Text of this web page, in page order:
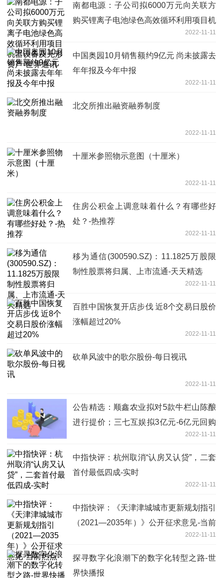
南都电源：子公司拟6000万元向关联方
购买锂离子电池绿色高效循环利用项目机
2022-11-11
中国奥园10月销售额约9亿元 尚未披露去
年年报及今年中报
2022-11-11
北交所推出融资融券制度
2022-11-11
十厘米参照物示意图（十厘米）
2022-11-11
住房公积金上调意味着什么？有哪些好
处？-热推荐
2022-11-11
移为通信(300590.SZ)：11.1825万股限
制性股票将归属、上市流通-天天精选
2022-11-11
百胜中国恢复开店步伐 近8个交易日股价
涨幅超过20%
2022-11-11
砍单风波中的歌尔股份-每日视讯
2022-11-11
公告精选：顺鑫农业拟对5款牛栏山陈酿
进行提价；三七互娱拟3亿元-6亿元回购
2022-11-11
中指快评：杭州取消“认房又认贷”，二套
首付最低四成-实时
2022-11-11
中指快评：《天津津城城市更新规划指引
（2021—2035年）》公开征求意见-当前
2022-11-11
探寻数字化浪潮下的数字化转型之路-世
界快播报